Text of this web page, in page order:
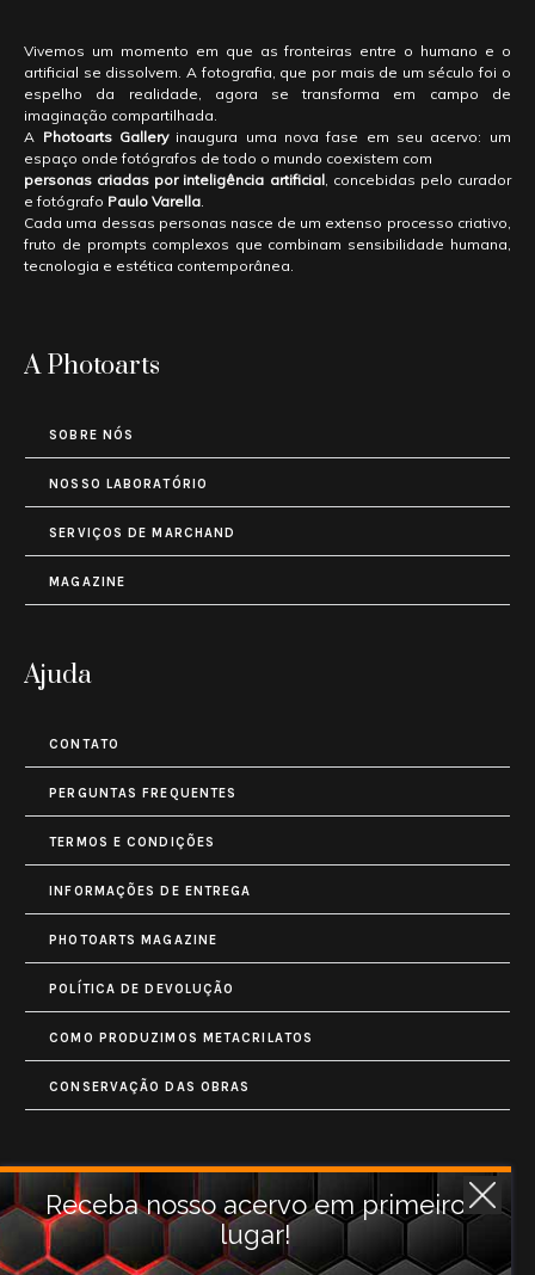
Vivemos um momento em que as fronteiras entre o humano e o
artificial se dissolvem. A fotografia, que por mais de um século foi o
espelho da realidade, agora se transforma em campo de
imaginação compartilhada.
A Photoarts Galleryinaugura uma nova fase em seu acervo: um
espaço onde fotógrafos de todo o mundo coexistem com
personas criadas por inteligência artificial, concebidas pelo curador
e fotógrafo Paulo Varella
Cada uma dessas personas nasce de um extenso processo criativo,
fruto de prompts complexos que combinam sensibilidade humana,
tecnologia e estética contemporânea.
A Photoarts
SOBRE NÓS
NOSSO LABORATÓRIO
SERVIÇOS DE MARCHAND
MAGAZINE
Ajuda
CONTATO
PERGUNTAS FREQUENTES
TERMOS E CONDIÇÕES
INFORMAÇÕES DE ENTREGA
PHOTOARTS MAGAZINE
POLÍTICA DE DEVOLUÇÃO
COMO PRODUZIMOS METACRILATOS
CONSERVAÇÃO DAS OBRAS
Contatos
Rua Monet, 731
Receba nosso acervo em primeiro
lugar!